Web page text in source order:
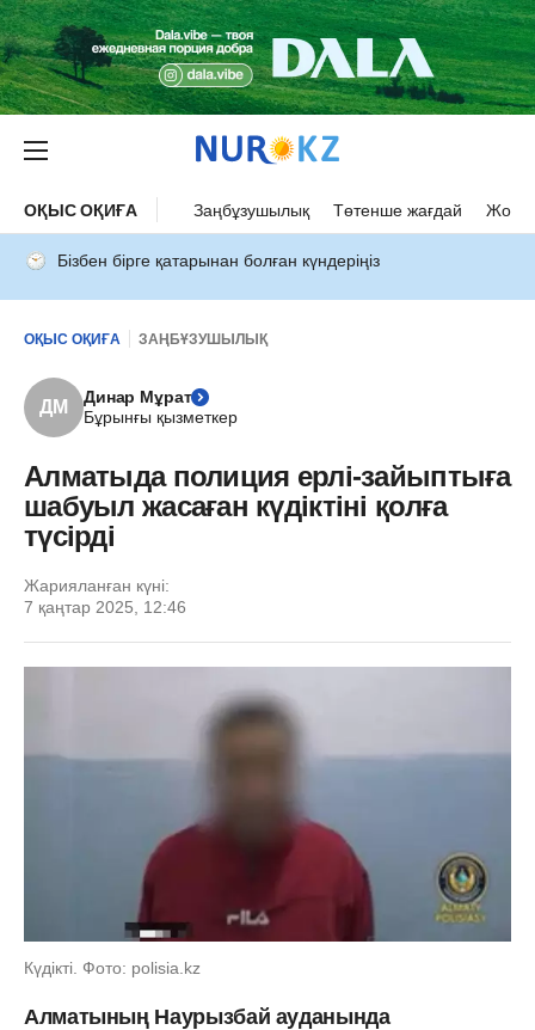
ОҚЫС ОҚИҒА Заңбұзушылық Төтенше жағдай Жол
Бізбен бірге қатарынан болған күндеріңіз
ОҚЫС ОҚИҒА ЗАҢБҰЗУШЫЛЫҚ
ДМ
Динар Мұрат
Бұрынғы қызметкер
Алматыда полиция ерлі-зайыптыға
шабуыл жасаған күдіктіні қолға
түсірді
Жарияланған күні:
7 қаңтар 2025, 12:46
Күдікті. Фото: polisia.kz
Алматының Наурызбай ауданында